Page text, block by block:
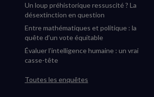
Un loup préhistorique ressuscité ? La
désextinction en question
Entre mathématiques et politique : la
quête d’un vote équitable
Évaluer l’intelligence humaine : un vrai
casse-tête
Toutes les enquêtes